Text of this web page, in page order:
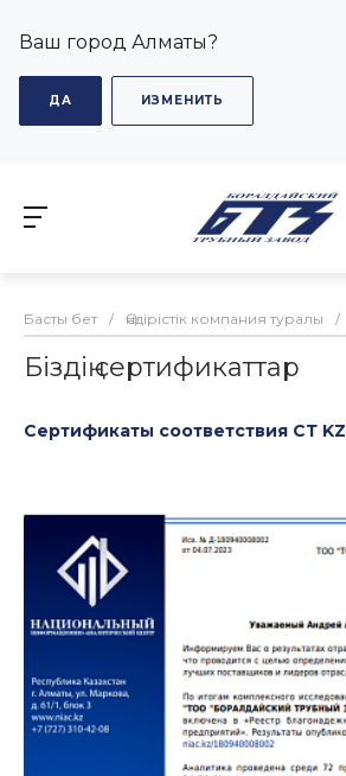
Ваш город Алматы?
ДА ИЗМЕНИТЬ
Басты бет / Өндірістік компания туралы /
Біздің сертификаттар
Сертификаты соответствия СТ KZ